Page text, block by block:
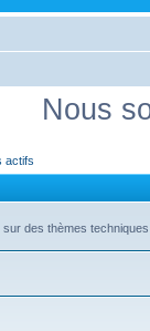
Nous
actifs
des thèmes